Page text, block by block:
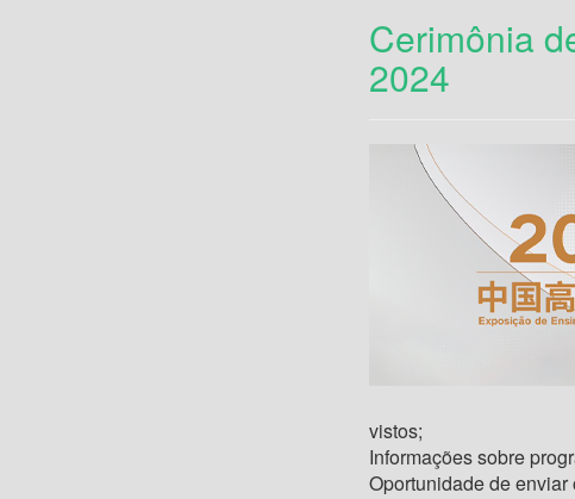
Cerimônia
2024
vistos;
Informações sobre
Oportunidade de